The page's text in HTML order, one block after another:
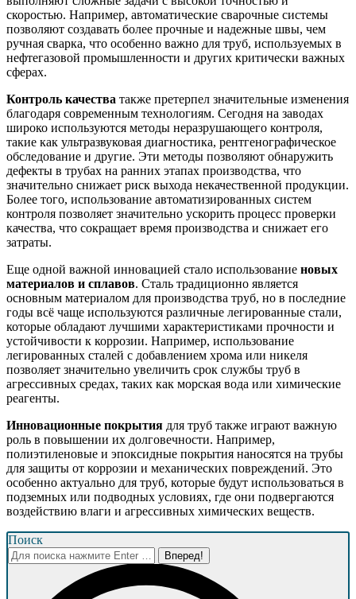
скоростью. Например, автоматические сварочные системы
позволяют создавать более прочные и надежные швы, чем
ручная сварка, что особенно важно для труб, используемых в
нефтегазовой промышленности и других критически важных
сферах.
Контроль качества также претерпел значительные изменения
благодаря современным технологиям. Сегодня на заводах
широко используются методы неразрушающего контроля,
такие как ультразвуковая диагностика, рентгенографическое
обследование и другие. Эти методы позволяют обнаружить
дефекты в трубах на ранних этапах производства, что
значительно снижает риск выхода некачественной продукции.
Более того, использование автоматизированных систем
контроля позволяет значительно ускорить процесс проверки
качества, что сокращает время производства и снижает его
затраты.
Еще одной важной инновацией стало использование новых
материалов и сплавов. Сталь традиционно является
основным материалом для производства труб, но в последние
годы всё чаще используются различные легированные стали,
которые обладают лучшими характеристиками прочности и
устойчивости к коррозии. Например, использование
легированных сталей с добавлением хрома или никеля
позволяет значительно увеличить срок службы труб в
агрессивных средах, таких как морская вода или химические
реагенты.
Инновационные покрытия для труб также играют важную
роль в повышении их долговечности. Например,
полиэтиленовые и эпоксидные покрытия наносятся на трубы
для защиты от коррозии и механических повреждений. Это
особенно актуально для труб, которые будут использоваться в
подземных или подводных условиях, где они подвергаются
воздействию влаги и агрессивных химических веществ.
Поиск
Поиск: